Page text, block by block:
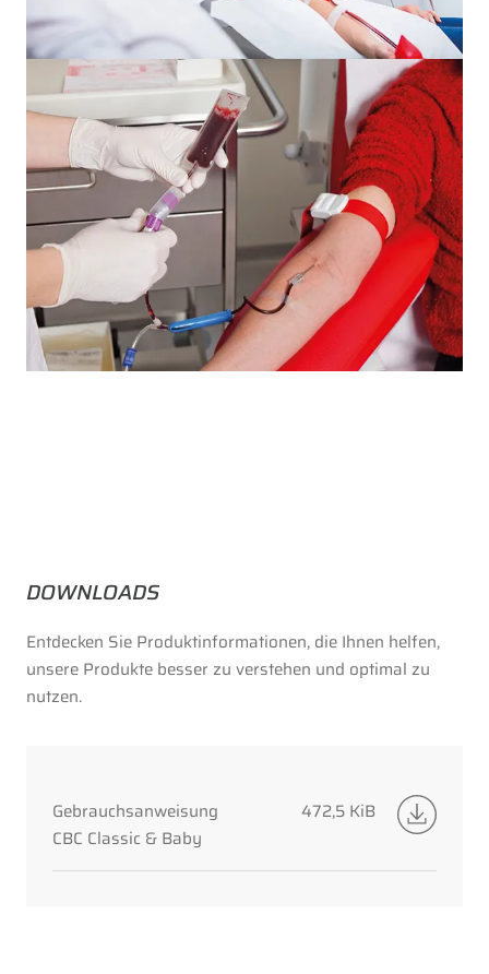
DOWNLOADS
Entdecken Sie Produktinformationen, die Ihnen helfen,
unsere Produkte besser zu verstehen und optimal zu
nutzen.
Gebrauchsanweisung
CBC Classic & Baby
472,5 KiB